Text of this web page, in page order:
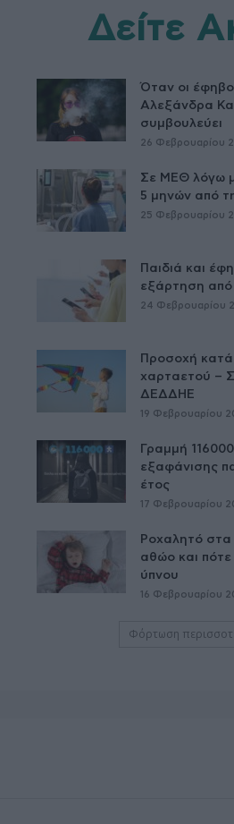
Δείτε
Όταν οι
Αλεξάνδρα
συμβουλεύει
26 Φεβρουαρίου
Σε ΜΕΘ λόγω
5 μηνών από
25 Φεβρουαρίου
Παιδιά και
εξάρτηση από
24 Φεβρουαρίου
Προσοχή
χαρταετού –
ΔΕΔΔΗΕ
19 Φεβρουαρίου
Γραμμή
εξαφάνισης
έτος
17 Φεβρουαρίου
Ροχαλητό στα
αθώο και πότε
ύπνου
16 Φεβρουαρίου
Φόρτωση